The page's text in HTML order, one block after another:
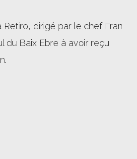
Retiro, dirigé par le chef Fran
du Baix Ebre à avoir reçu